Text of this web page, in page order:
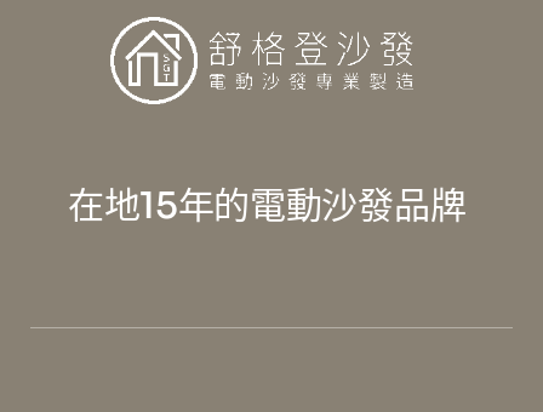
在地15年的電動沙發品牌